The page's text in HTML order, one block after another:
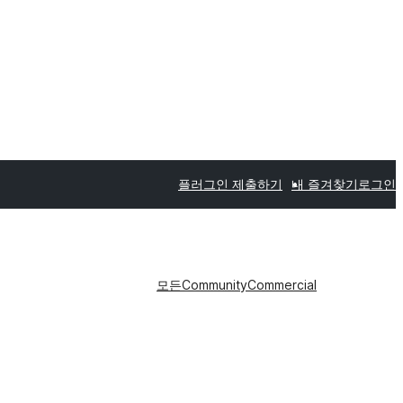
플러그인 제출하기 내 즐겨찾기 로그인
모든CommunityCommercial